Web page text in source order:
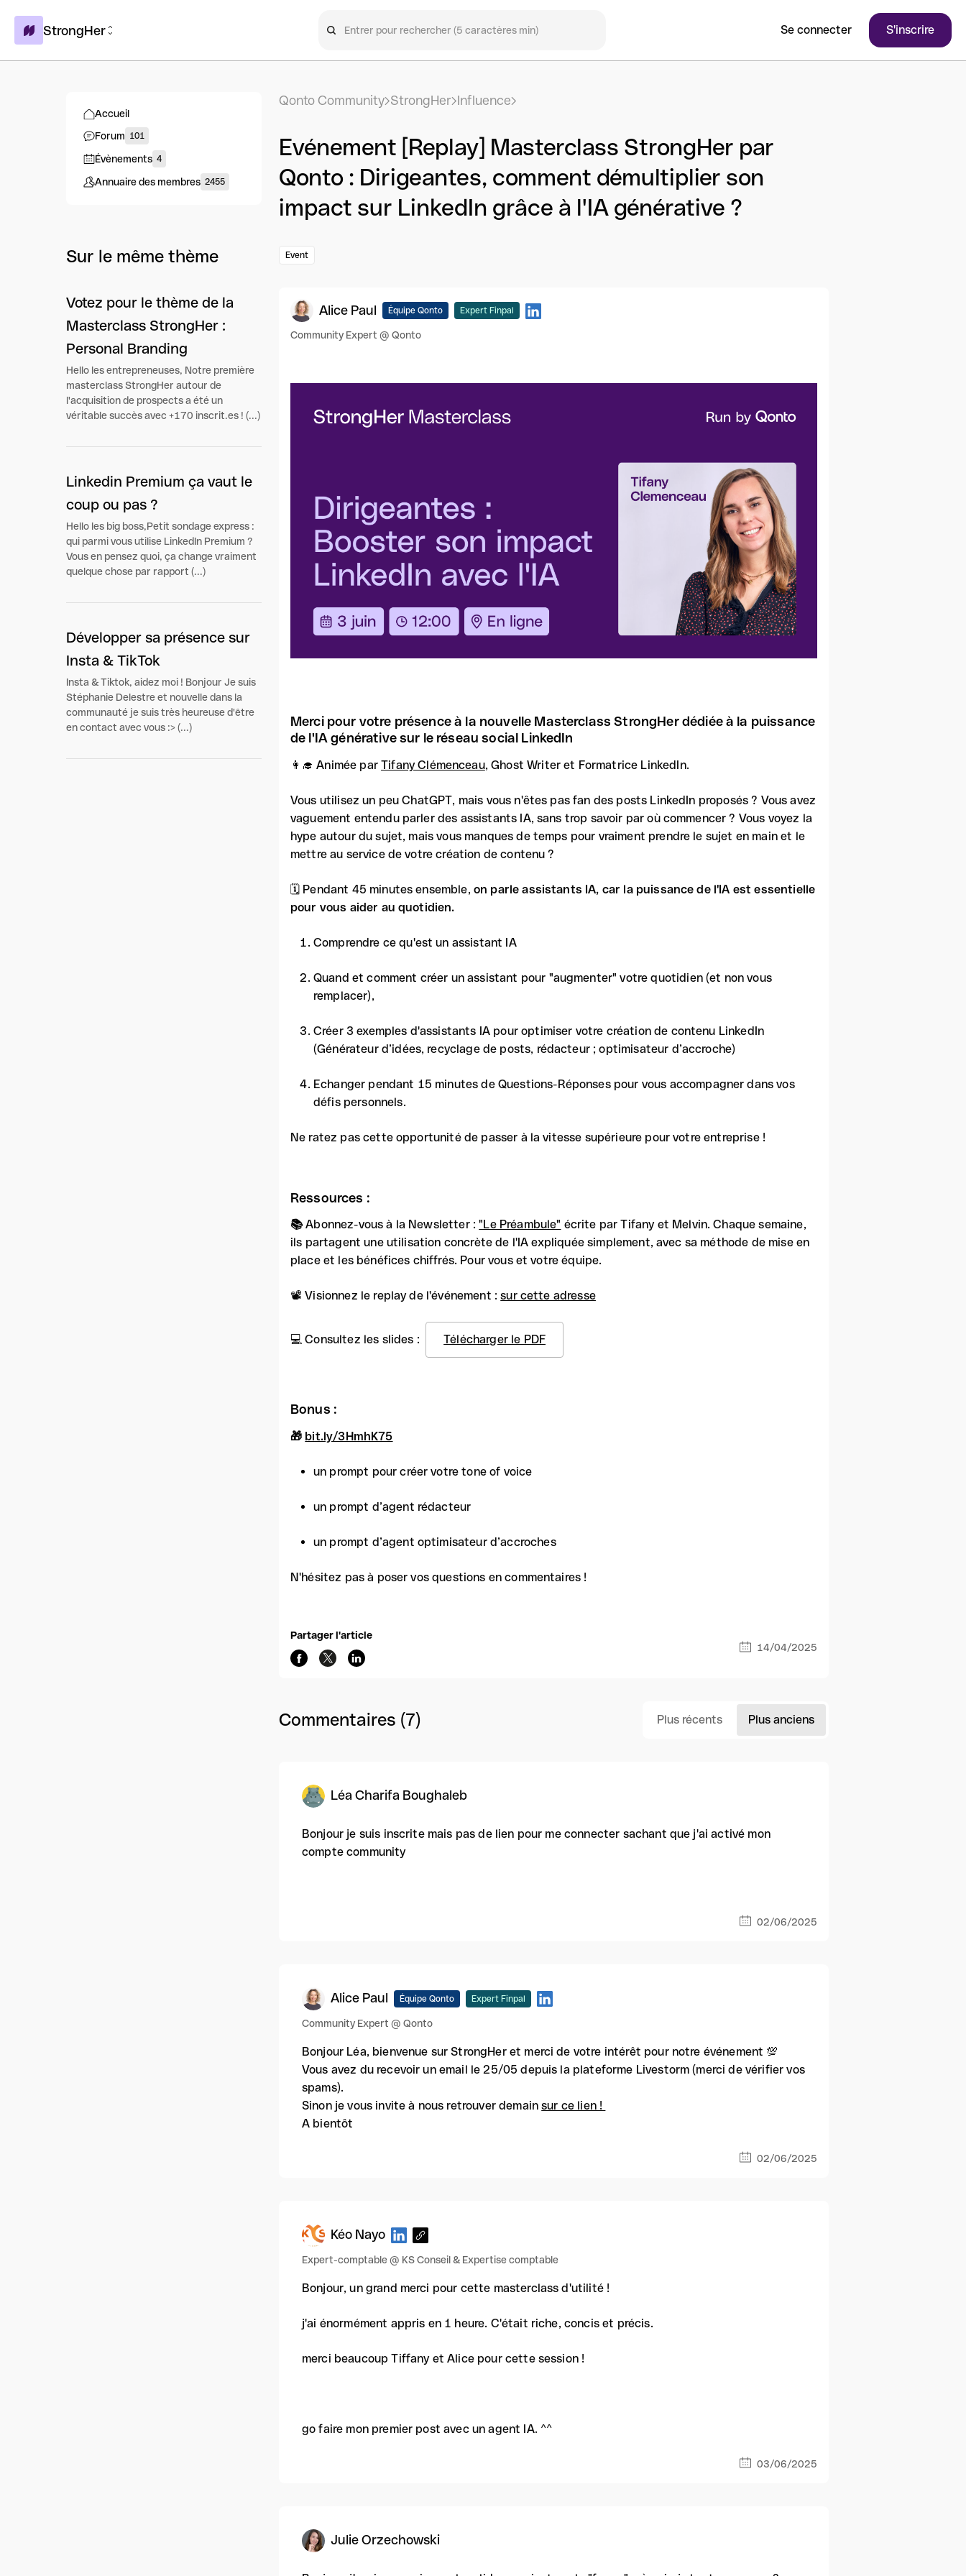
StrongHer Se connecter S'inscrire
Accueil
Forum 101
Évènements 4
Annuaire des membres 2455
Sur le même thème
Votez pour le thème de la
Masterclass StrongHer :
Personal Branding
Hello les entrepreneuses, Notre première
masterclass StrongHer autour de
l'acquisition de prospects a été un
véritable succès avec +170 inscrit.es ! (...)
Linkedin Premium ça vaut le
coup ou pas ?
Hello les big boss,Petit sondage express :
qui parmi vous utilise LinkedIn Premium ?
Vous en pensez quoi, ça change vraiment
quelque chose par rapport (...)
Développer sa présence sur
Insta & TikTok
Insta & Tiktok, aidez moi ! Bonjour Je suis
Stéphanie Delestre et nouvelle dans la
communauté je suis très heureuse d'être
en contact avec vous :> (...)
Qonto Community StrongHer Influence
Evénement [Replay] Masterclass StrongHer par
Qonto : Dirigeantes, comment démultiplier son
impact sur LinkedIn grâce à l'IA générative ?
Event
Alice Paul Équipe Qonto Expert Finpal
Community Expert @ Qonto
Merci pour votre présence à la nouvelle Masterclass StrongHer dédiée à la puissance
de l'IA générative sur le réseau social LinkedIn
👩‍🎓 Animée parTifany Clémenceau, Ghost Writer et Formatrice LinkedIn.
Vous utilisez un peu ChatGPT, mais vous n'êtes pas fan des posts LinkedIn proposés ? Vous avez
vaguement entendu parler des assistants IA, sans trop savoir par où commencer ? Vous voyez la
hype autour du sujet, mais vous manques de temps pour vraiment prendre le sujet en main et le
mettre au service de votre création de contenu ?
🗓 Pendant 45 minutes ensemble, on parle assistants IA, car la puissance de l'IA est essentielle
pour vous aider au quotidien.
Comprendre ce qu'est un assistant IA
Quand et comment créer un assistant pour "augmenter" votre quotidien (et non vous
remplacer),
Créer 3 exemples d'assistants IA pour optimiser votre création de contenu LinkedIn
(Générateur d’idées, recyclage de posts, rédacteur ; optimisateur d’accroche)
Echanger pendant 15 minutes de Questions-Réponses pour vous accompagner dans vos
défis personnels.
Ne ratez pas cette opportunité de passer à la vitesse supérieure pour votre entreprise !
Ressources :
📚Abonnez-vous à la Newsletter :"Le Préambule" écrite par Tifany et Melvin. Chaque semaine,
ils partagent une utilisation concrète de l'IA expliquée simplement, avec sa méthode de mise en
place et les bénéfices chiffrés. Pour vous et votre équipe.
📽 Visionnez le replay de l'événement :sur cette adresse
💻 Consultez les slides : Télécharger le PDF
Bonus :
🎁 bit.ly/3HmhK75
un prompt pour créer votre tone of voice
un prompt d’agent rédacteur
un prompt d’agent optimisateur d’accroches
N'hésitez pas à poser vos questions en commentaires !
Partager l'article
14/04/2025
Commentaires (7) Plus récents Plus anciens
Léa Charifa Boughaleb
Bonjour je suis inscrite mais pas de lien pour me connecter sachant que j'ai activé mon
compte community
02/06/2025
Alice Paul Équipe Qonto Expert Finpal
Community Expert @ Qonto
Bonjour Léa, bienvenue sur StrongHer et merci de votre intérêt pour notre événement 💯
Vous avez du recevoir un email le 25/05 depuis la plateforme Livestorm (merci de vérifier vos
spams).
Sinon je vous invite à nous retrouver demainsur ce lien !
A bientôt
02/06/2025
Kéo Nayo
Expert-comptable @ KS Conseil & Expertise comptable
Bonjour, un grand merci pour cette masterclass d'utilité !
j'ai énormément appris en 1 heure. C'était riche, concis et précis.
merci beaucoup Tiffany et Alice pour cette session !
go faire mon premier post avec un agent IA. ^^
03/06/2025
Julie Orzechowski